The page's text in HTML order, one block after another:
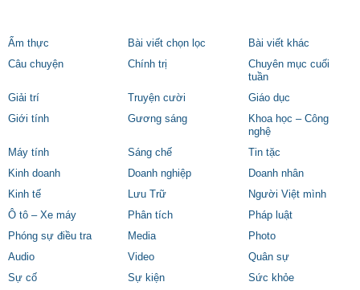
Ẩm thực Bài viết chọn lọc
Bài viết khác
Câu chuyện
Chính trị
Chuyên mục cuối
tuần
Giải trí
Truyện cười
Giáo dục
Giới tính
Gương sáng
Khoa học – Công
nghệ
Máy tính
Sáng chế
Tin tặc
Kinh doanh
Doanh nghiệp
Doanh nhân
Kinh tế
Lưu Trữ
Người Việt mình
Ô tô – Xe máy
Phân tích
Pháp luật
Phóng sự điều tra
Media
Photo
Audio
Video
Quân sự
Sự cố
Sự kiện
Sức khỏe